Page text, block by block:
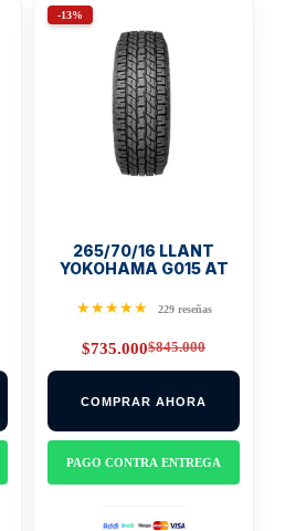
-13%
265/70/16 LLANT
YOKOHAMA G015 AT
★★★★★ 229 reseñas
$845.000
Original
price
$845.000.
$735.000Current
price
$735.000.
COMPRAR AHORA
PAGO CONTRA ENTREGA